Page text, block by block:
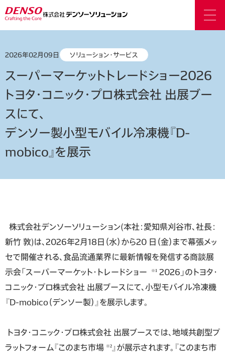
2026年02月09日 ソリューション・サービス
スーパーマーケットトレードショー2026
トヨタ・コニック・プロ株式会社 出展ブー
スにて、
デンソー製小型モバイル冷凍機『D-
mobico』を展示
株式会社デンソーソリューション(本社：愛知県刈谷市、社長：
新竹 敦)は、2026年2月18日（水）から20 日（金）まで幕張メッ
セで開催される、食品流通業界に最新情報を発信する商談展
示会「スーパーマーケット・トレードショー
※1
2026」のトヨタ・
コニック・プロ株式会社 出展ブースにて、小型モバイル冷凍機
『D-mobico（デンソー製）』を展示します。
トヨタ・コニック・プロ株式会社 出展ブースでは、地域共創型プ
ラットフォーム『このまち市場 ※2』が展示されます。『このまち市